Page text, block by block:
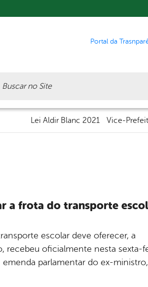
Portal da
Lei Aldir Blanc 2021 Vice-
a frota do transporte
escolar deve oferecer, a
recebeu oficialmente nesta sexta-
parlamentar do ex-ministro,